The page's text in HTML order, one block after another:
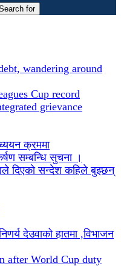
for
wandering around
Cup record
grievance
क्रममा
सम्बन्धि सुचना ।
दिएको सन्देश कहिले बुझ्छन्
देउवाको हातमा ,विभाजन
after World Cup duty